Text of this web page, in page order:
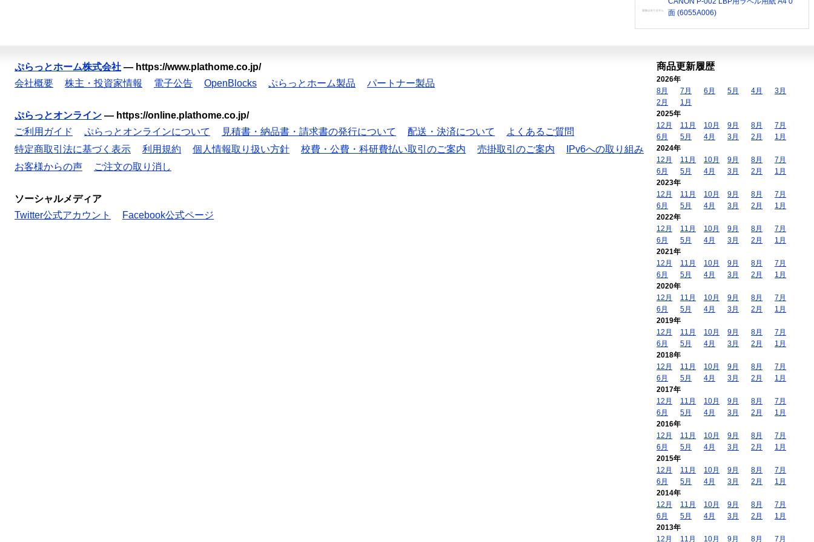
面 (6055A006)
ぷらっとホーム株式会社 — https://www.plathome.co.jp/
会社概要
株主・投資家情報 電子公告 OpenBlocks ぷらっとホーム製品 パートナー製品
ぷらっとオンライン — https://online.plathome.co.jp/
ご利用ガイド
ぷらっとオンラインについて 見積書・納品書・請求書の発行について 配送・決済について
よくあるご質問
特定商取引法に基づく表示
利用規約 個人情報取り扱い方針 校費・公費・科研費払い取引のご案内 売掛取引のご案内
IPv6への取り組み
お客様からの声
ご注文の取り消し
ソーシャルメディア
Twitter公式アカウント
Facebook公式ページ
商品更新履歴
2026年
8月
7月 6月 5月 4月
3月
2月
1月
2025年
12月
11月 10月 9月 8月
7月
6月
5月 4月 3月 2月
1月
2024年
12月
11月 10月 9月 8月
7月
6月
5月 4月 3月 2月
1月
2023年
12月
11月 10月 9月 8月
7月
6月
5月 4月 3月 2月
1月
2022年
12月
11月 10月 9月 8月
7月
6月
5月 4月 3月 2月
1月
2021年
12月
11月 10月 9月 8月
7月
6月
5月 4月 3月 2月
1月
2020年
12月
11月 10月 9月 8月
7月
6月
5月 4月 3月 2月
1月
2019年
12月
11月 10月 9月 8月
7月
6月
5月 4月 3月 2月
1月
2018年
12月
11月 10月 9月 8月
7月
6月
5月 4月 3月 2月
1月
2017年
12月
11月 10月 9月 8月
7月
6月
5月 4月 3月 2月
1月
2016年
12月
11月 10月 9月 8月
7月
6月
5月 4月 3月 2月
1月
2015年
12月
11月 10月 9月 8月
7月
6月
5月 4月 3月 2月
1月
2014年
12月
11月 10月 9月 8月
7月
6月
5月 4月 3月 2月
1月
2013年
12月
11月 10月 9月 8月 7月